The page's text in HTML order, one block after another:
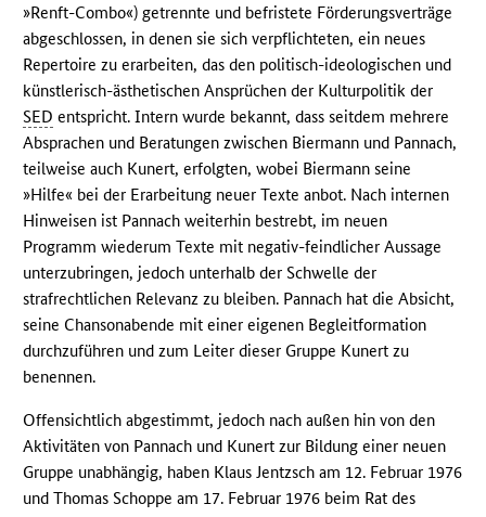
»Renft-Combo«) getrennte und befristete Förderungsverträge
abgeschlossen, in denen sie sich verpflichteten, ein neues
Repertoire zu erarbeiten, das den politisch-ideologischen und
künstlerisch-ästhetischen Ansprüchen der Kulturpolitik der
SED entspricht. Intern wurde bekannt, dass seitdem mehrere
Absprachen und Beratungen zwischen Biermann und Pannach,
teilweise auch Kunert, erfolgten, wobei Biermann seine
»Hilfe« bei der Erarbeitung neuer Texte anbot. Nach internen
Hinweisen ist Pannach weiterhin bestrebt, im neuen
Programm wiederum Texte mit negativ-feindlicher Aussage
unterzubringen, jedoch unterhalb der Schwelle der
strafrechtlichen Relevanz zu bleiben. Pannach hat die Absicht,
seine Chansonabende mit einer eigenen Begleitformation
durchzuführen und zum Leiter dieser Gruppe Kunert zu
benennen.
Offensichtlich abgestimmt, jedoch nach außen hin von den
Aktivitäten von Pannach und Kunert zur Bildung einer neuen
Gruppe unabhängig, haben Klaus Jentzsch am 12. Februar 1976
und Thomas Schoppe am 17. Februar 1976 beim Rat des